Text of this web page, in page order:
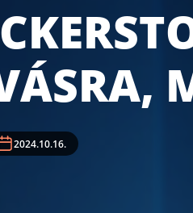
2024.10.16.